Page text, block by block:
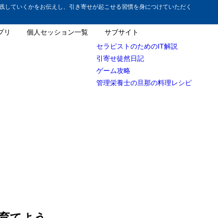
ていくかをお伝えし、引き寄せが起こせる習慣を身につけていただく
リ 個人セッション一覧
サブサイト
セラピストのためのIT解説
引寄せ徒然日記
ゲーム攻略
管理栄養士の旦那の料理レシピ